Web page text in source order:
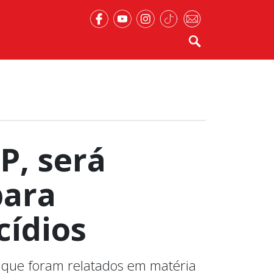
será
foram relatados em matéria